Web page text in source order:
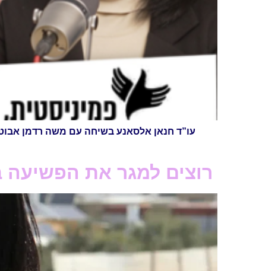
עו”ד חנאן אלסאנע בשיחה עם משה רדמן
רוצים למגר את